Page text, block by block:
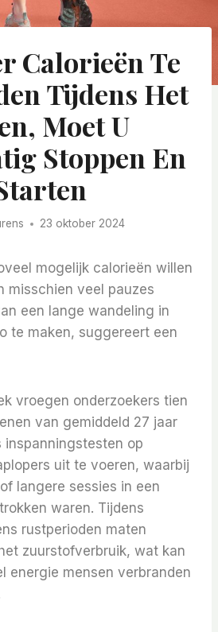
Calorieën Te
Tijdens Het
Moet U
Stoppen En
23 oktober 2024
mogelijk calorieën willen
misschien veel pauzes
een lange wandeling in
te maken, suggereert een
vroegen onderzoekers tien
van gemiddeld 27 jaar
inspanningstesten op
uit te voeren, waarbij
langere sessies in een
waren. Tijdens
rustperioden maten
zuurstofverbruik, wat kan
energie mensen verbranden